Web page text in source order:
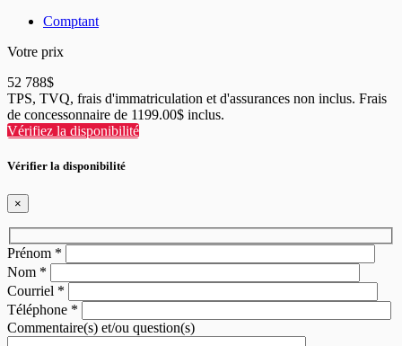
Comptant
Votre prix
52 788$
TPS, TVQ, frais d'immatriculation et d'assurances non inclus. Frais
de concessonnaire de 1199.00$ inclus.
Vérifiez la disponibilité
Vérifier la disponibilité
×
Prénom *
Nom *
Courriel *
Téléphone *
Commentaire(s) et/ou question(s)